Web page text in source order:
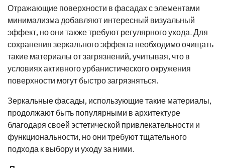
Отражающие поверхности в фасадах с элементами
минимализма добавляют интересный визуальный
эффект, но они также требуют регулярного ухода. Для
сохранения зеркального эффекта необходимо очищать
такие материалы от загрязнений, учитывая, что в
условиях активного урбанистического окружения
поверхности могут быстро загрязняться.
Зеркальные фасады, использующие такие материалы,
продолжают быть популярными в архитектуре
благодаря своей эстетической привлекательности и
функциональности, но они требуют тщательного
подхода к выбору и уходу за ними.